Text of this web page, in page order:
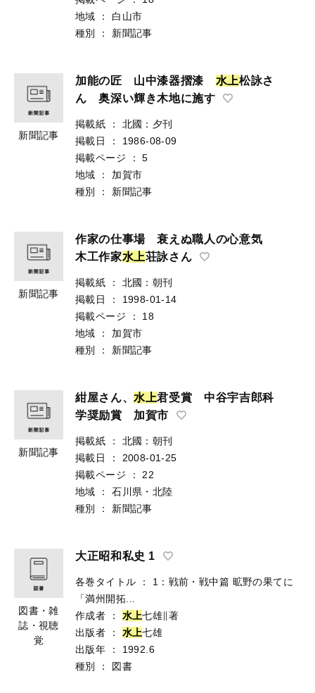
地域
：
白山市
種別
： 新聞記事
新聞記事
加能の匠 山中漆器摺漆 水 上松詠さ
ん 奥深い輝き木地に施す
掲載紙 ：
北國：夕刊
掲載日
：
1986-08-09
掲載ページ
：
5
地域
：
加賀市
種別
： 新聞記事
新聞記事
作家の仕事場 衰えぬ職人の心意気
木工作家水 上荘詠さん
掲載紙 ：
北國：朝刊
掲載日
：
1998-01-14
掲載ページ
：
18
地域
：
加賀市
種別
： 新聞記事
新聞記事
紺屋さん、 水 上君受賞 中谷宇吉郎科
学奨励賞 加賀市
掲載紙 ：
北國：朝刊
掲載日
：
2008-01-25
掲載ページ
：
22
地域
：
石川県・北陸
種別
： 新聞記事
図書・雑
誌・視聴
覚
大正昭和私史 1
各巻タイトル ：
1：戦前・戦中篇 昿野の果てに
「満州開拓...
作成者
： 水上七雄∥著
出版者
： 水上七雄
出版年
：
1992.6
種別
： 図書